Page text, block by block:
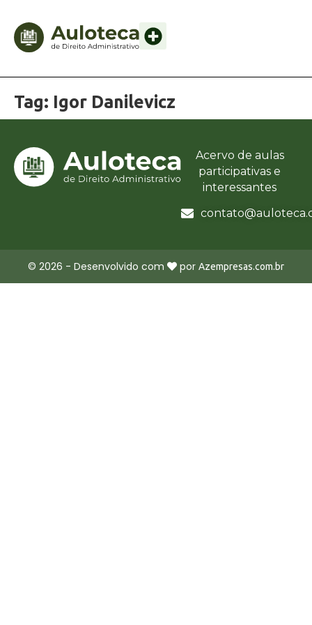
Tag: Igor Danilevicz
Acervo de aulas
participativas e
interessantes
© 2026 - Desenvolvido com por Azempresas.com.br